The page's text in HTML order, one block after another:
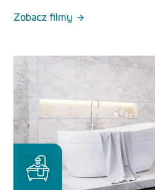
Zobacz filmy